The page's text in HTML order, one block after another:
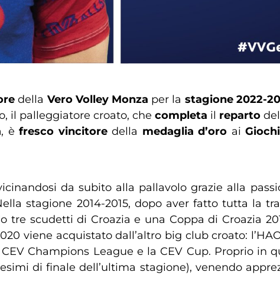
della Vero Volley Monza per la stagione 2022-
il palleggiatore croato, che completa il reparto
, è fresco vincitore della medaglia d’oro ai Giochi
da subito alla pallavolo grazie alla
stagione 2014-2015, dopo aver fatto tutta la
tre scudetti di Croazia e una Coppa di Croazia
viene acquistato dall’altro big club croato:
Champions League e la CEV Cup. Proprio in
di finale dell’ultima stagione), venendo